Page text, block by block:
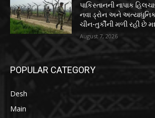
પાકિસ્તાનની નાપાક
નવા ડ્રોન અને અત્યાધુનિક
ચીન-તુર્કીની મળી રહી છે
August 7, 2026
POPULAR CATEGORY
Desh
Main